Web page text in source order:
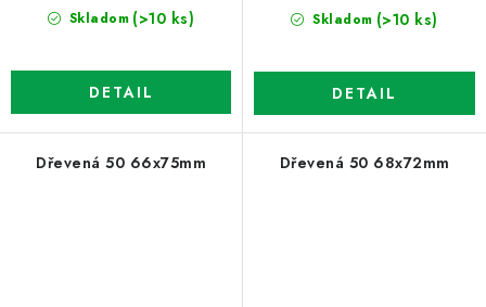
Skladom (>10 ks)
DETAIL
Skladom (>10 ks)
DETAIL
Dřevená 50 66x75mm Dřevená 50 68x72mm